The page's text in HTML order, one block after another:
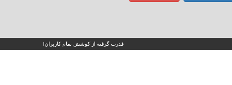
قدرت گرفته از کوشش تمام کاربران!